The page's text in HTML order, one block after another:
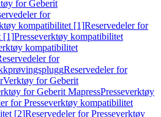
for Geberit
for
kompatibilitet [1]Reservedeler for
[1]Presseverktøy kompatibilitet
kompatibilitet
for
Reservedeler for
Verktøy for Geberit
for Geberit MapressPresseverktøy
for Presseverktøy kompatibilitet
[2]Reservedeler for Presseverktøy